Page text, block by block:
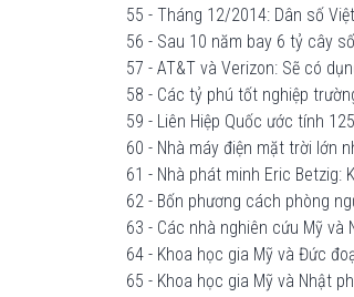
55 - Tháng 12/2014: Dân số
56 - Sau 10 năm bay 6 tỷ cây
57 - AT&T và Verizon: Sẽ có
58 - Các tỷ phú tốt nghiệp
59 - Liên Hiệp Quốc ước tính
60 - Nhà máy điện mặt trời lớn
61 - Nhà phát minh Eric Betzig:
62 - Bốn phương cách phòng
63 - Các nhà nghiên cứu Mỹ và
64 - Khoa học gia Mỹ và Đức
65 - Khoa học gia Mỹ và Nhật